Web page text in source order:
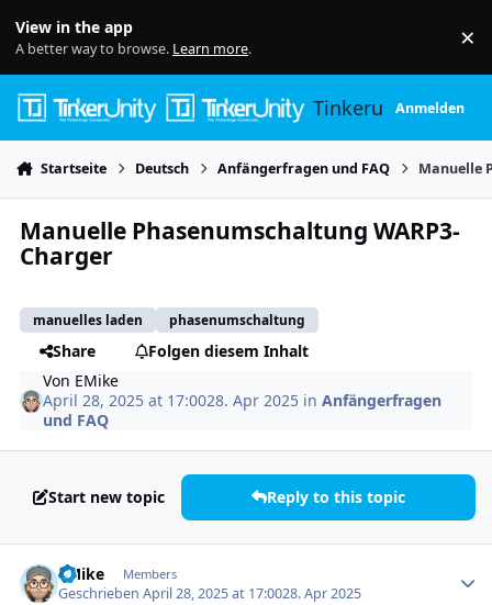
View in the app
A better way to browse. Learn more. ×
TinkerunityAnmelden
Startseite Deutsch Anfängerfragen und FAQ Manuelle
Manuelle Phasenumschaltung WARP3-
Charger
manuelles laden phasenumschaltung
Share
Folgen diesem Inhalt
Von EMike
April 28, 2025 at 17:0028. Apr 2025 inAnfängerfragen
und FAQ
Start new topic Reply to this topic
EMike Members
GeschriebenApril 28, 2025 at 17:0028. Apr 2025